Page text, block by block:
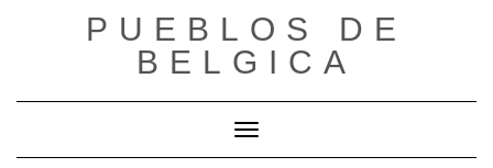
PUEBLOS DE
BELGICA
Cambiar modo de navegación